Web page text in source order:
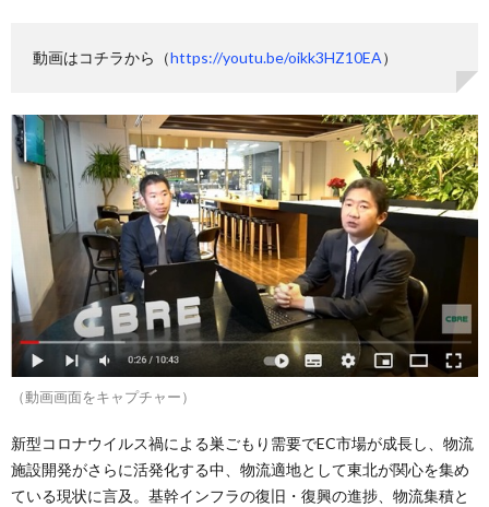
動画はコチラから（https://youtu.be/oikk3HZ10EA）
（動画画面をキャプチャー）
新型コロナウイルス禍による巣ごもり需要でEC市場が成長し、物流
施設開発がさらに活発化する中、物流適地として東北が関心を集め
ている現状に言及。基幹インフラの復旧・復興の進捗、物流集積と